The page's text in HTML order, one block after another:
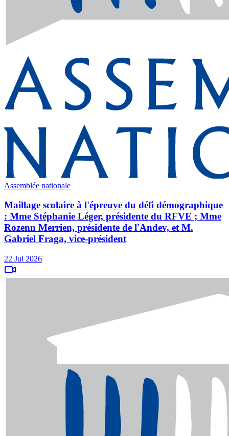
Assemblée nationale
Maillage scolaire à l'épreuve du défi démographique
: Mme Stéphanie Léger, présidente du RFVE ; Mme
Rozenn Merrien, présidente de l'Andev, et M.
Gabriel Fraga, vice-président
22 Jul 2026